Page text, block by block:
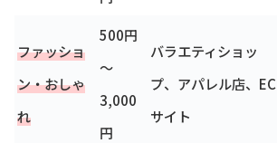
ファッショ
ン・おしゃ
れ
500円
～
3,000
円
バラエティショッ
プ、アパレル店、EC
サイト